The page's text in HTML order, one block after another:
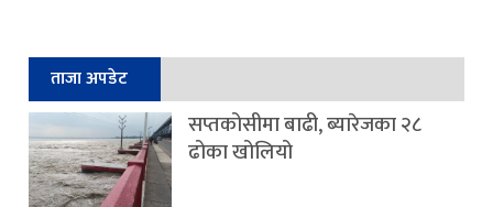
ताजा अपडेट
सप्तकोसीमा बाढी, ब्यारेजका २८
ढोका खोलियो